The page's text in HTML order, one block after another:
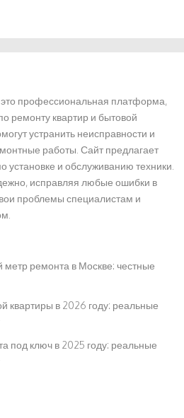
профессиональная платформа,
ремонту квартир и бытовой
устранить неисправности и
работы. Сайт предлагает
установке и обслуживанию техники.
исправляя любые ошибки в
проблемы специалистам и
метр ремонта в Москве: честные
квартиры в 2026 году: реальные
под ключ в 2025 году: реальные